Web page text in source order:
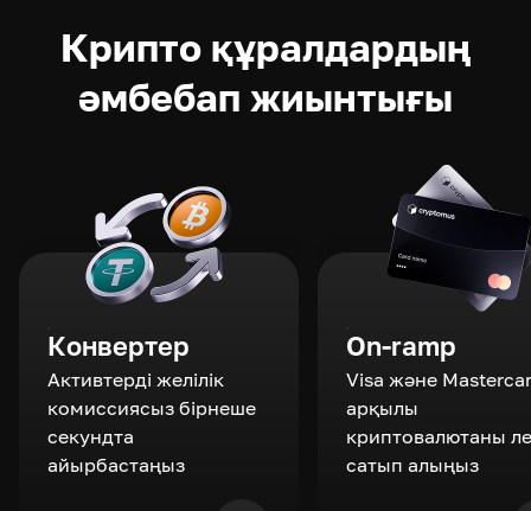
Крипто құралдардың
әмбебап жиынтығы
Конвертер
Активтерді желілік
комиссиясыз бірнеше
секундта
айырбастаңыз
On-ramp
Visa және
арқылы
криптовалютаны
сатып алыңыз